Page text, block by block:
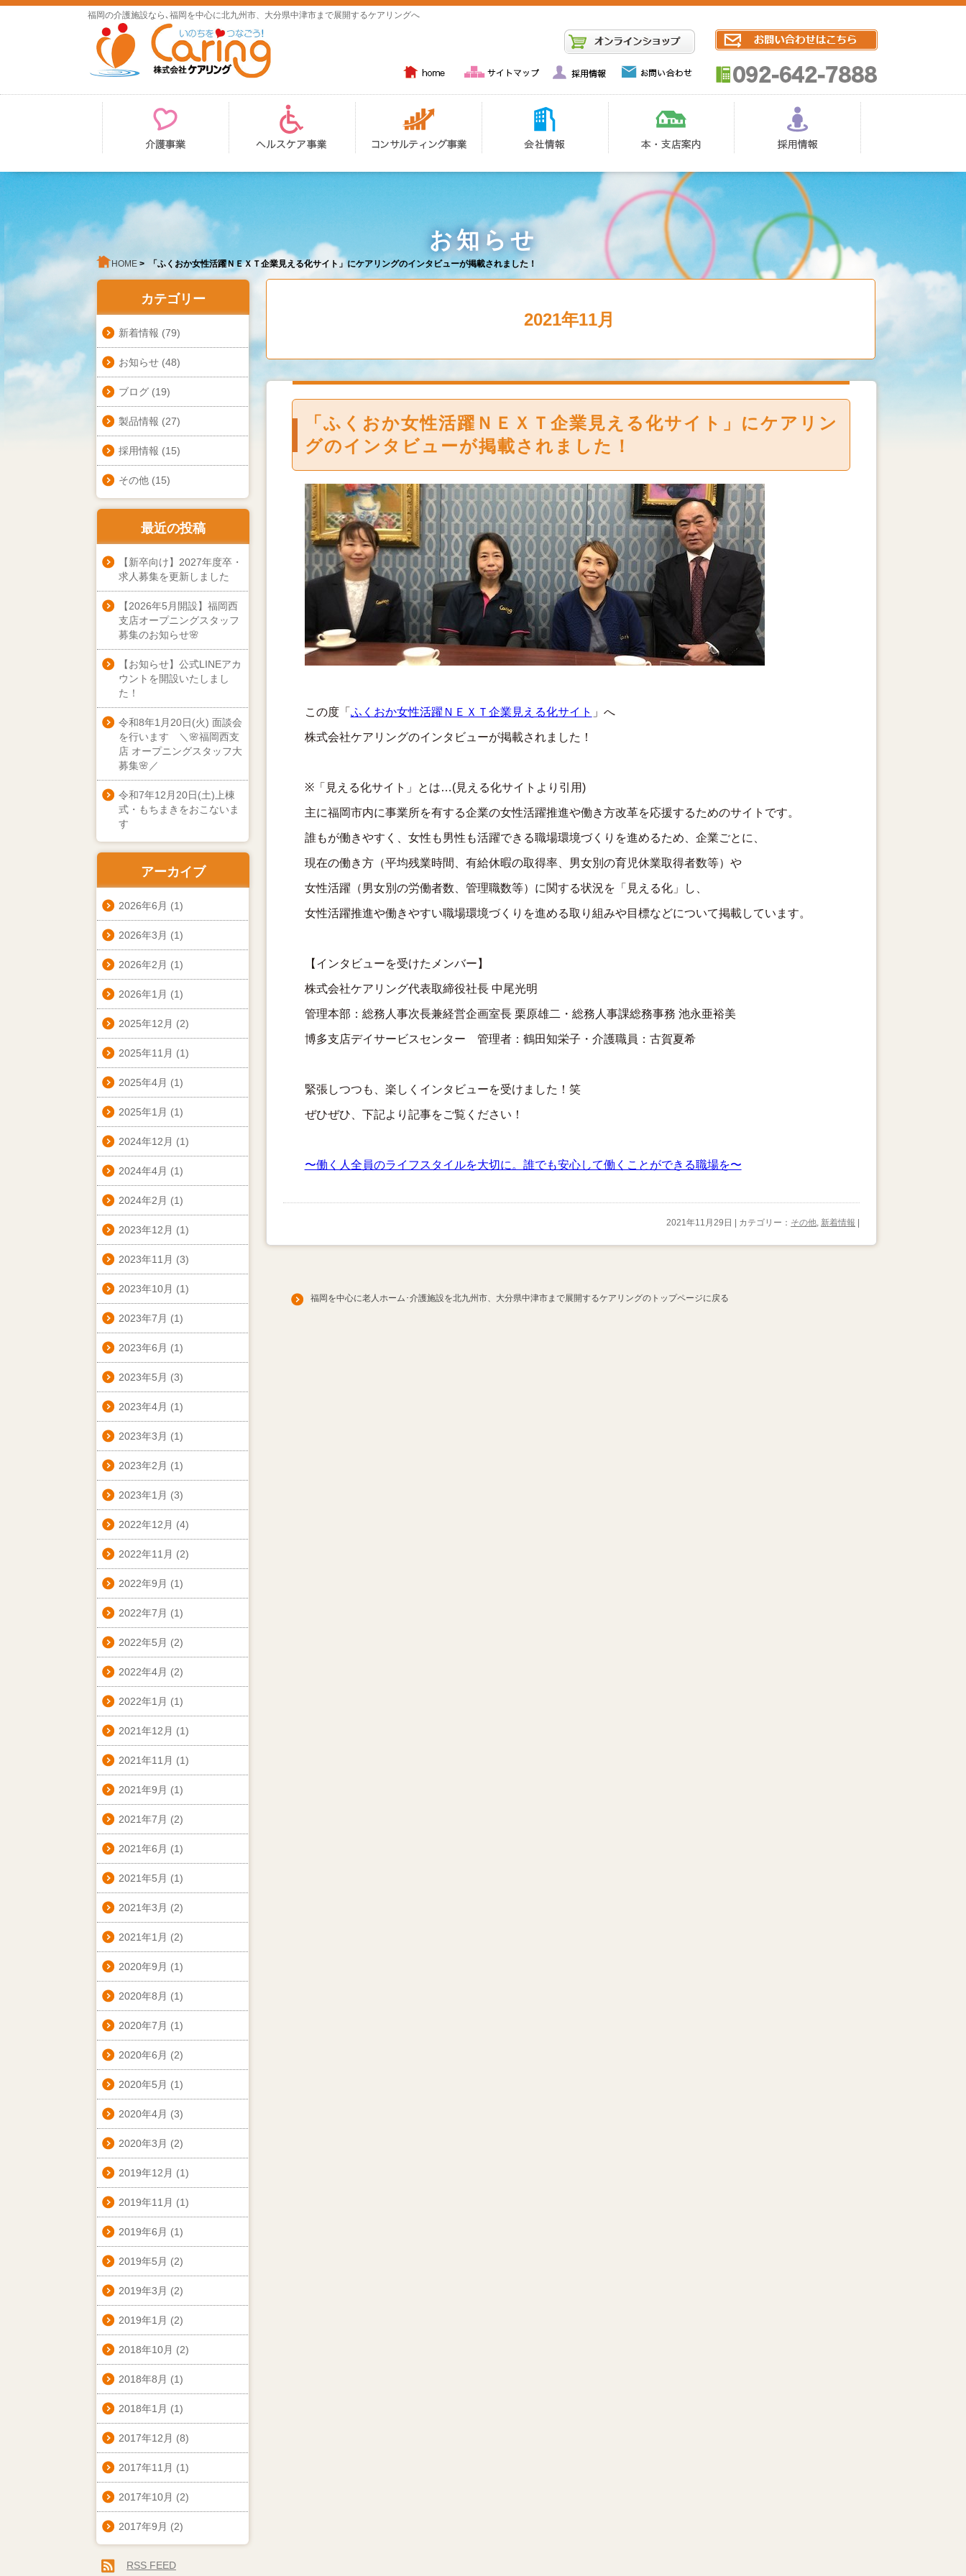
福岡の介護施設なら､福岡を中心に北九州市、大分県中津市まで展開するケアリングへ
お知らせ
HOME > 「ふくおか女性活躍ＮＥＸＴ企業見える化サイト」にケアリングのインタビューが掲載されました！
2021年11月
「ふくおか女性活躍ＮＥＸＴ企業見える化サイト」にケアリン
グのインタビューが掲載されました！
この度「 ふくおか女性活躍ＮＥＸＴ企業見える化サイト 」へ
株式会社ケアリングのインタビューが掲載されました！
※「見える化サイト」とは…(見える化サイトより引用)
主に福岡市内に事業所を有する企業の女性活躍推進や働き方改革を応援するためのサイトです。
誰もが働きやすく、女性も男性も活躍できる職場環境づくりを進めるため、企業ごとに、
現在の働き方（平均残業時間、有給休暇の取得率、男女別の育児休業取得者数等）や
女性活躍（男女別の労働者数、管理職数等）に関する状況を「見える化」し、
女性活躍推進や働きやすい職場環境づくりを進める取り組みや目標などについて掲載しています。
【インタビューを受けたメンバー】
株式会社ケアリング代表取締役社長 中尾光明
管理本部：総務人事次長兼経営企画室長 栗原雄二・総務人事課総務事務 池永亜裕美
博多支店デイサービスセンター 管理者：鶴田知栄子・介護職員：古賀夏希
緊張しつつも、楽しくインタビューを受けました！笑
ぜひぜひ、下記より記事をご覧ください！
〜働く人全員のライフスタイルを大切に。誰でも安心して働くことができる職場を〜
2021年11月29日 | カテゴリー： その他 新着情報 |
福岡を中心に老人ホーム･介護施設を北九州市、大分県中津市まで展開するケアリングのトップページに戻る
カテゴリー
新着情報 (79)
お知らせ(48)
ブログ(19)
製品情報 (27)
採用情報 (15)
その他(15)
最近の投稿
【新卒向け】2027年度卒・
求人募集を更新しました
【2026年5月開設】福岡西
支店オープニングスタッフ
募集のお知らせ🌸
【お知らせ】公式LINEアカ
ウントを開設いたしまし
た！
令和8年1月20日(火) 面談会
を行います ＼🌸福岡西支
店 オープニングスタッフ大
募集🌸／
令和7年12月20日(土)上棟
式・もちまきをおこないま
す
アーカイブ
2026年6月 (1)
2026年3月 (1)
2026年2月 (1)
2026年1月 (1)
2025年12月 (2)
2025年11月 (1)
2025年4月 (1)
2025年1月 (1)
2024年12月 (1)
2024年4月 (1)
2024年2月 (1)
2023年12月 (1)
2023年11月 (3)
2023年10月 (1)
2023年7月 (1)
2023年6月 (1)
2023年5月 (3)
2023年4月 (1)
2023年3月 (1)
2023年2月 (1)
2023年1月 (3)
2022年12月 (4)
2022年11月 (2)
2022年9月 (1)
2022年7月 (1)
2022年5月 (2)
2022年4月 (2)
2022年1月 (1)
2021年12月 (1)
2021年11月 (1)
2021年9月 (1)
2021年7月 (2)
2021年6月 (1)
2021年5月 (1)
2021年3月 (2)
2021年1月 (2)
2020年9月 (1)
2020年8月 (1)
2020年7月 (1)
2020年6月 (2)
2020年5月 (1)
2020年4月 (3)
2020年3月 (2)
2019年12月 (1)
2019年11月 (1)
2019年6月 (1)
2019年5月 (2)
2019年3月 (2)
2019年1月 (2)
2018年10月 (2)
2018年8月 (1)
2018年1月 (1)
2017年12月 (8)
2017年11月 (1)
2017年10月 (2)
2017年9月 (2)
RSS FEED